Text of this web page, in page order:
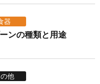
器
ンの種類と用途
他